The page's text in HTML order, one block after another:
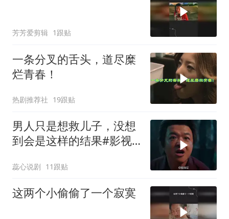
芳芳爱剪辑 1跟贴
一条分叉的舌头，道尽糜
烂青春！
热剧推荐社 19跟贴
男人只是想救儿子，没想
到会是这样的结果#影视
蕊心说剧 11跟贴
这两个小偷偷了一个寂寞